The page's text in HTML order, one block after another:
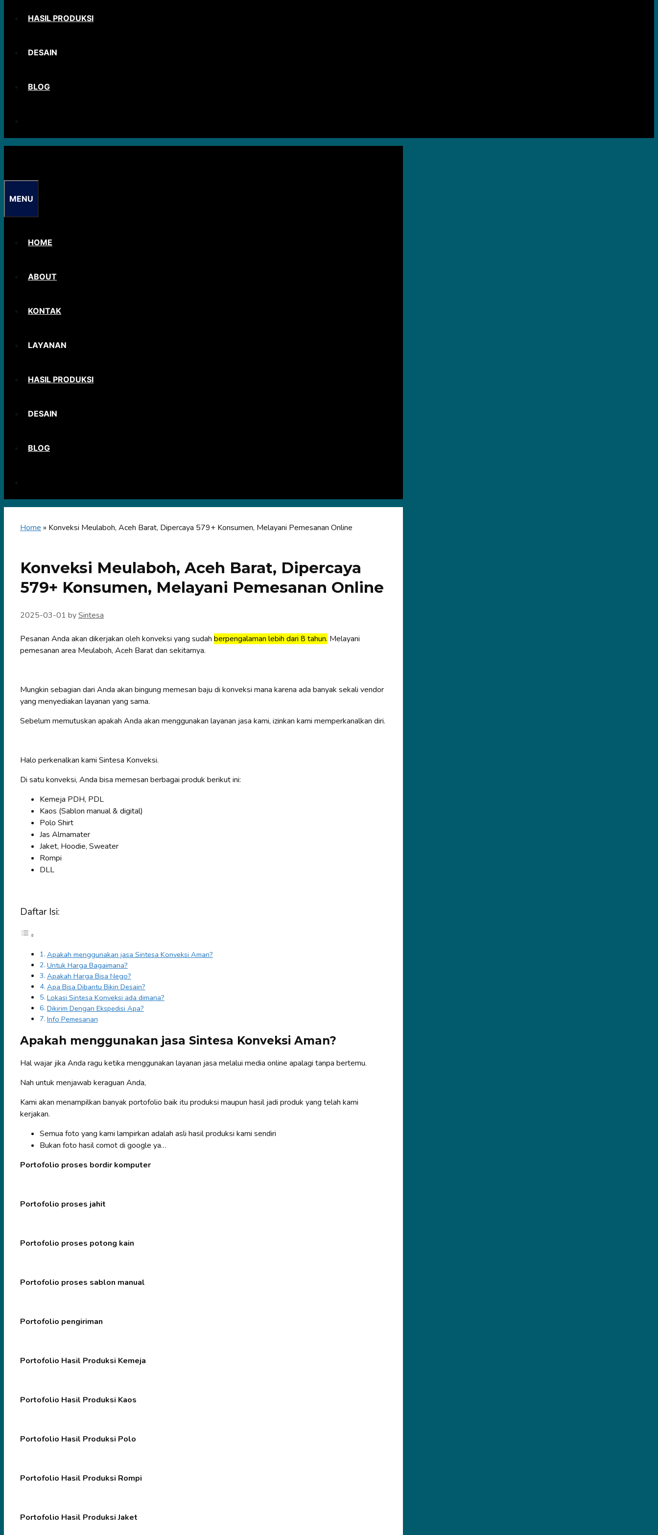
HASIL PRODUKSI
DESAIN
BLOG
MENU
HOME
ABOUT
KONTAK
LAYANAN
HASIL PRODUKSI
DESAIN
BLOG
Home » Konveksi Meulaboh, Aceh Barat, Dipercaya 579+ Konsumen, Melayani Pemesanan Online
Konveksi Meulaboh, Aceh Barat, Dipercaya
579+ Konsumen, Melayani Pemesanan Online
2025-03-01 bySintesa
Pesanan Anda akan dikerjakan oleh konveksi yang sudah berpengalaman lebih dari 8 tahun. Melayani
pemesanan area Meulaboh, Aceh Barat dan sekitarnya.
Mungkin sebagian dari Anda akan bingung memesan baju di konveksi mana karena ada banyak sekali vendor
yang menyediakan layanan yang sama.
Sebelum memutuskan apakah Anda akan menggunakan layanan jasa kami, izinkan kami memperkanalkan diri.
Halo perkenalkan kami Sintesa Konveksi.
Di satu konveksi, Anda bisa memesan berbagai produk berikut ini:
Kemeja PDH, PDL
Kaos (Sablon manual & digital)
Polo Shirt
Jas Almamater
Jaket, Hoodie, Sweater
Rompi
DLL
Daftar Isi:
Apakah menggunakan jasa Sintesa Konveksi Aman?
Untuk Harga Bagaimana?
Apakah Harga Bisa Nego?
Apa Bisa Dibantu Bikin Desain?
Lokasi Sintesa Konveksi ada dimana?
Dikirim Dengan Ekspedisi Apa?
Info Pemesanan
Apakah menggunakan jasa Sintesa Konveksi Aman?
Hal wajar jika Anda ragu ketika menggunakan layanan jasa melalui media online apalagi tanpa bertemu.
Nah untuk menjawab keraguan Anda,
Kami akan menampilkan banyak portofolio baik itu produksi maupun hasil jadi produk yang telah kami
kerjakan.
Semua foto yang kami lampirkan adalah asli hasil produksi kami sendiri
Bukan foto hasil comot di google ya…
Portofolio proses bordir komputer
Portofolio proses jahit
Portofolio proses potong kain
Portofolio proses sablon manual
Portofolio pengiriman
Portofolio Hasil Produksi Kemeja
Portofolio Hasil Produksi Kaos
Portofolio Hasil Produksi Polo
Portofolio Hasil Produksi Rompi
Portofolio Hasil Produksi Jaket